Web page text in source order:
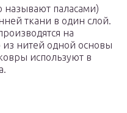
называют паласами)
ткани в один слой.
на
нитей одной основы
используют в